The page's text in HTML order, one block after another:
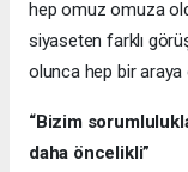
hep omuz omuza
siyaseten farklı
olunca hep bir araya
“Bizim
daha öncelikli”